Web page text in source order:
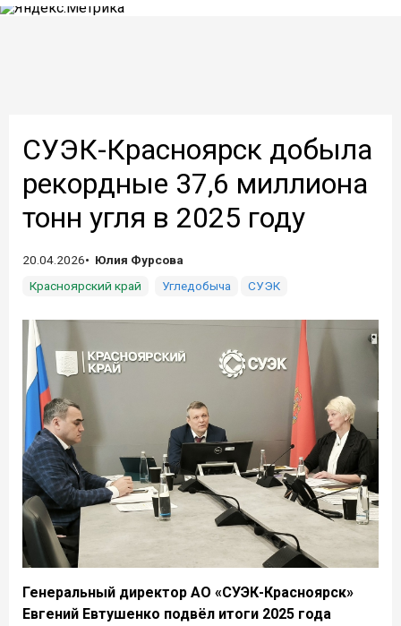
СУЭК-Красноярск добыла
рекордные 37,6 миллиона
тонн угля в 2025 году
20.04.2026
Юлия Фурсова
Красноярский край
Угледобыча СУЭК
Генеральный директор АО «СУЭК-Красноярск»
Евгений Евтушенко подвёл итоги 2025 года